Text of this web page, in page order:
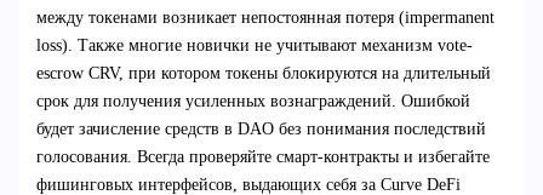
между токенами возникает непостоянная потеря (impermanent
loss). Также многие новички не учитывают механизм vote-
escrow CRV, при котором токены блокируются на длительный
срок для получения усиленных вознаграждений. Ошибкой
будет зачисление средств в DAO без понимания последствий
голосования. Всегда проверяйте смарт-контракты и избегайте
фишинговых интерфейсов, выдающих себя за Curve DeFi